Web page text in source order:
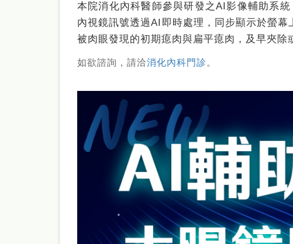
本院消化內科醫師參與研發之AI影像輔助系
內視鏡訊號透過AI即時處理，同步顯示於螢
被肉眼發現的初期瘜肉與扁平瘜肉，及早夾除
如欲諮詢，請洽消化內科門診 。